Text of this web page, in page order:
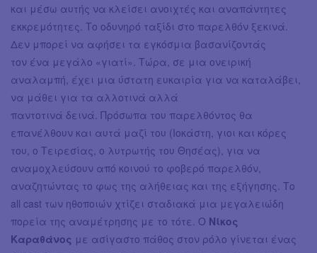
και μέσω αυτής να κλείσει ανοιχτές και αναπάντητες
εκκρεμότητες. Το οδυνηρό ταξίδι στο παρελθόν ξεκινά.
Δεν μπορεί να αφήσει τα εγκόσμια βασανίζοντάς
τον ένα μεγάλο «γιατί». Τώρα, σε μια ονειρική
αναλαμπή, έχει μια ύστατη ευκαιρία για να καταλάβει,
να μάθει για τα αλλοτινά αλλά
παντοτινά δεινά. Πρόσωπα του παρελθόντος θα
επανέλθουν και αυτά μαζί του (Ιοκάστη, γιοι και κόρες
του, ο Τειρεσίας, ο λυτρωτής του Θησέας), για να
αναμοχλεύσουν από κοινού το φοβερό παρελθόν,
αναζητώντας το φως της αλήθειας και της εξήγησης. Το
all cast των ηθοποιών χτίζει σταδιακά μια μεγαλειώδη
πορεία της αναμέτρησης με το τότε. Ο Νίκος
Καραθάνος με ασίγαστο πάθος στον ρόλο γίνεται ένας